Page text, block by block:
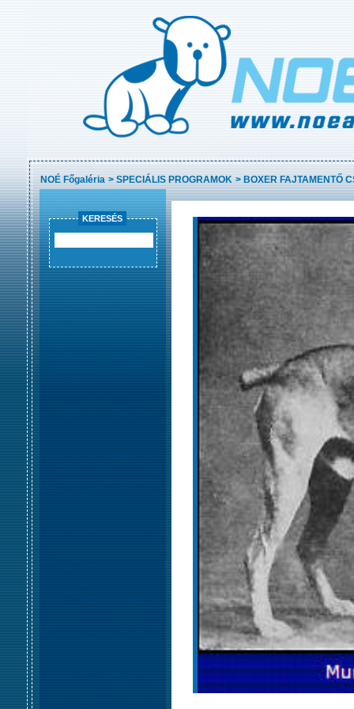
NOÉ Főgaléria >SPECIÁLIS PROGRAMOK >BOXER FAJTAMENTŐ
KERESÉS